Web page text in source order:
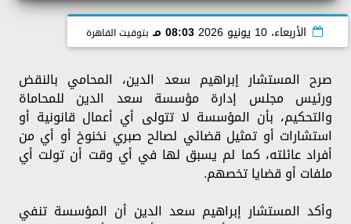
الأربعاء، 10 يونيو 2026 08:03 مـ بتوقيت القاهرة
صرح المستشار إبراهيم سعد الدين، المحامي بالنقض
ورئيس مجلس إدارة مؤسسة سعد الدين للمحاماة
والتحكيم، بأن المؤسسة لا تتولى أي أعمال قانونية أو
استشارات أو تمثيل قضائي لصالح صبري نخنوخ أو أي من
أفراد عائلته، كما لم يسبق لها في أي وقت أن تولت أي
ملفات أو قضايا تخصهم.
وأكد المستشار إبراهيم سعد الدين أن المؤسسة تنفي